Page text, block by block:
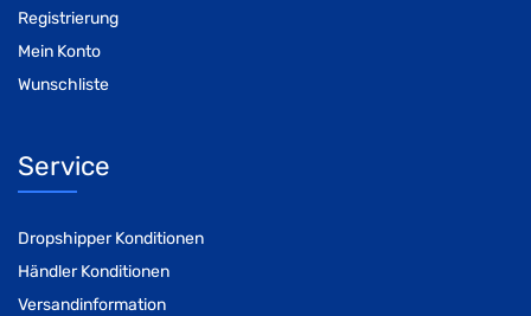
Registrierung
Mein Konto
Wunschliste
Service
Dropshipper Konditionen
Händler Konditionen
Versandinformation